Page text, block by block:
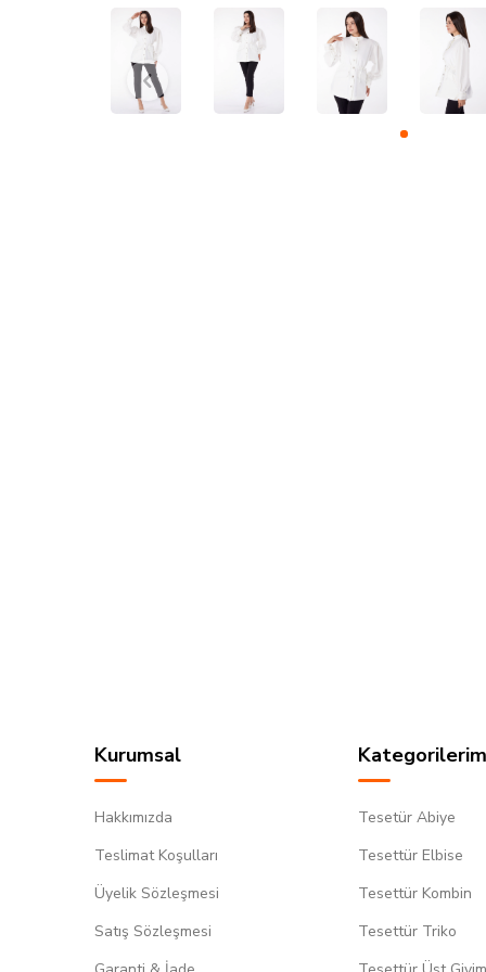
Kurumsal
Hakkımızda
Teslimat Koşulları
Üyelik Sözleşmesi
Satış Sözleşmesi
Tesetür Abiye
Tesettür Elbise
Tesettür Kombin
Tesettür Triko